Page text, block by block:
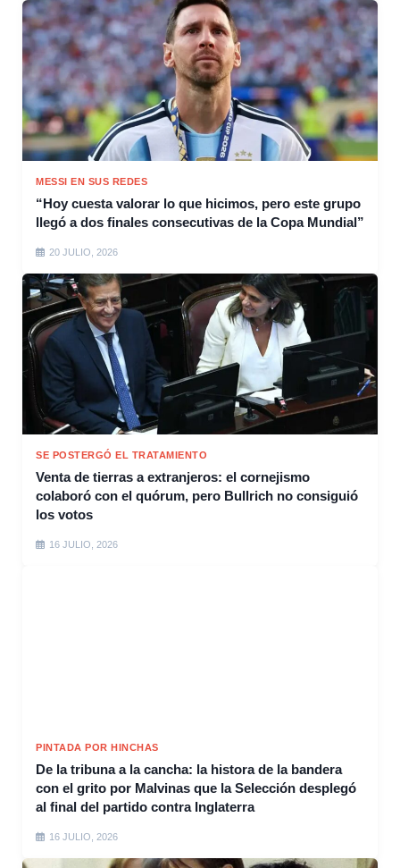
MESSI EN SUS REDES
“Hoy cuesta valorar lo que hicimos, pero este grupo
llegó a dos finales consecutivas de la Copa Mundial”
20 JULIO, 2026
SE POSTERGÓ EL TRATAMIENTO
Venta de tierras a extranjeros: el cornejismo
colaboró con el quórum, pero Bullrich no consiguió
los votos
16 JULIO, 2026
PINTADA POR HINCHAS
De la tribuna a la cancha: la histora de la bandera
con el grito por Malvinas que la Selección desplegó
al final del partido contra Inglaterra
16 JULIO, 2026